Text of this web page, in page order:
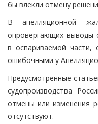
бы влекли отмену
В апелляционной
опровергающих выводы
в оспариваемой части,
ошибочными у
Предусмотренные
судопроизводства
отмены или изменения
отсутствуют.